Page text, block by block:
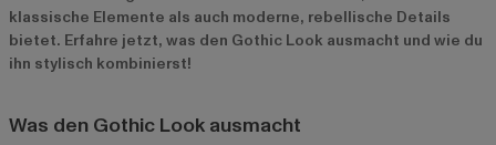
klassische Elemente als auch moderne, rebellische Details
bietet. Erfahre jetzt, was den Gothic Look ausmacht und wie du
ihn stylisch kombinierst!
Was den Gothic Look ausmacht